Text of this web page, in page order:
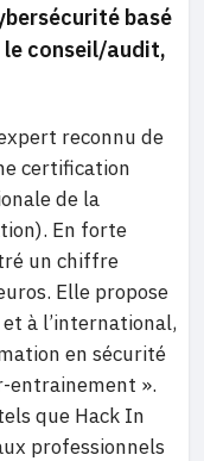
basé
conseil/audit,
reconnu de
certification
de la
En forte
un chiffre
Elle propose
à l’international,
en sécurité
entrainement ».
que Hack In
professionnels